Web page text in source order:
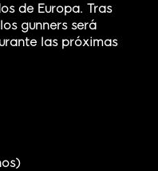
de Europa. Tras
gunners será
las próximas